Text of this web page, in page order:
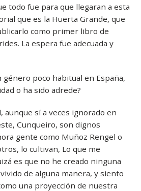
todo fue para que llegaran a esta
que es la Huerta Grande, que
como primer libro de
La espera fue adecuada y
género poco habitual en España,
o ha sido adrede?
aunque sí a veces ignorado en
Cunqueiro, son dignos
gente como Muñoz Rengel o
lo cultivan, Lo que me
es que no he creado ninguna
de alguna manera, y siento
una proyección de nuestra